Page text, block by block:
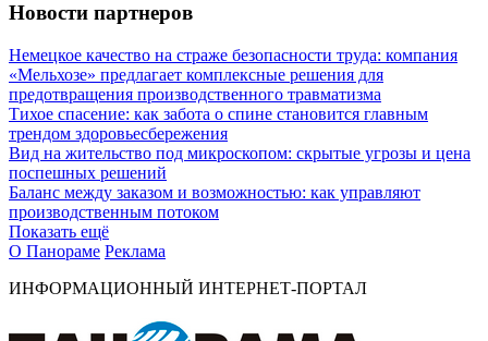
Новости партнеров
Немецкое качество на страже безопасности труда: компания
«Мельхозе» предлагает комплексные решения для
предотвращения производственного травматизма
Тихое спасение: как забота о спине становится главным
трендом здоровьесбережения
Вид на жительство под микроскопом: скрытые угрозы и цена
поспешных решений
Баланс между заказом и возможностью: как управляют
производственным потоком
Показать ещё
О Панораме Реклама
ИНФОРМАЦИОННЫЙ ИНТЕРНЕТ-ПОРТАЛ